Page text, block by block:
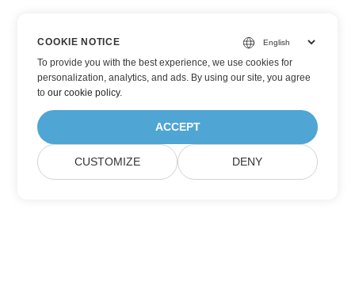
COOKIE NOTICE
To provide you with the best experience, we use cookies for
personalization, analytics, and ads. By using our site, you agree
toour cookie policy.
ACCEPT
CUSTOMIZE DENY